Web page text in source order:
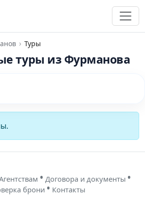
Туры
туры из Фурманова
• Договора и документы •
брони • Контакты